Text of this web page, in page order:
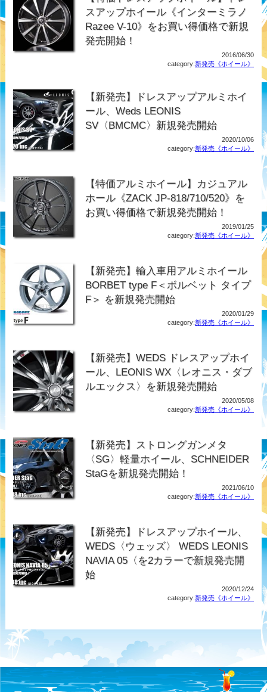
スアップホイール《インターミラノ
Razee V-10》をお買い得価格で新規
発売開始！
2016/06/30
category:新発売《ホイール》
【新発売】ドレスアップアルミホイ
ール、Weds LEONIS
SV〈BMCMC〉新規発売開始
2020/10/06
category:新発売《ホイール》
【特価アルミホイール】カジュアル
ホール《ZACK JP-818/710/520》を
お買い得価格で新規発売開始！
2019/01/25
category:新発売《ホイール》
【新発売】輸入車用アルミホイール
BORBET type F＜ボルベット タイプ
F＞ を新規発売開始
2020/01/29
category:新発売《ホイール》
【新発売】WEDS ドレスアップホイ
ール、LEONIS WX〈レオニス・ダブ
ルエックス〉を新規発売開始
2020/05/08
category:新発売《ホイール》
【新発売】ストロングガンメタ
〈SG〉軽量ホイール、SCHNEIDER
StaGを新規発売開始！
2021/06/10
category:新発売《ホイール》
【新発売】ドレスアップホイール、
WEDS〈ウェッズ〉 WEDS LEONIS
NAVIA 05〈を2カラーで新規発売開
始
2020/12/24
category:新発売《ホイール》